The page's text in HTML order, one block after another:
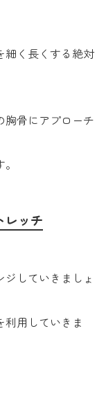
細く長くする絶対
胸骨にアプローチ
レッチ
していきましょ
用していきま